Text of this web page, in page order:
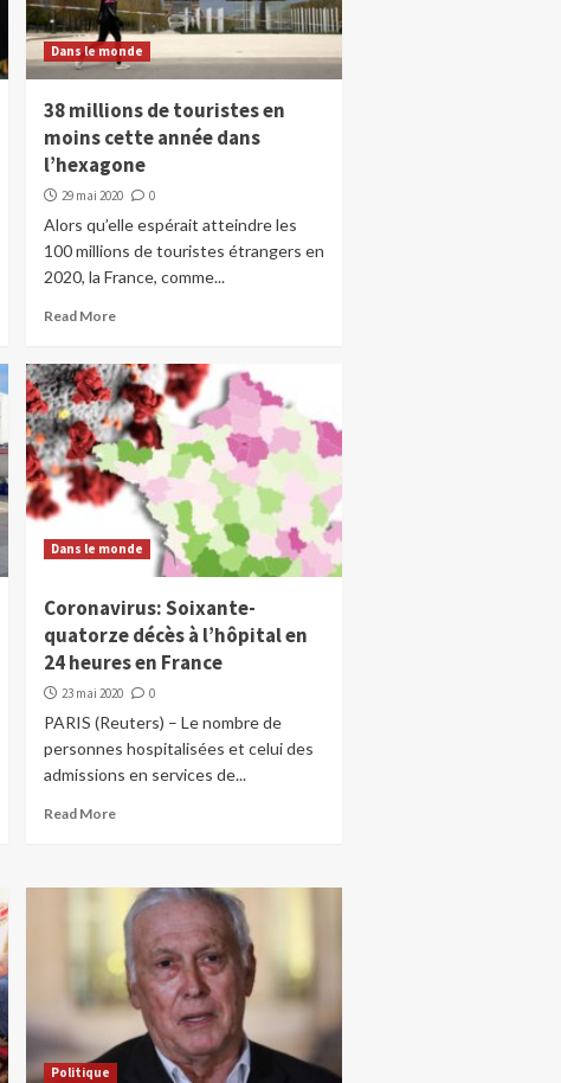
Dans le monde
38 millions de touristes en
moins cette année dans
l’hexagone
29 mai 2020 0
Alors qu’elle espérait atteindre les
100 millions de touristes étrangers en
2020, la France, comme...
Read More
Dans le monde
Coronavirus: Soixante-
quatorze décès à l’hôpital en
24 heures en France
23 mai 2020 0
PARIS (Reuters) – Le nombre de
personnes hospitalisées et celui des
admissions en services de...
Read More
Politique